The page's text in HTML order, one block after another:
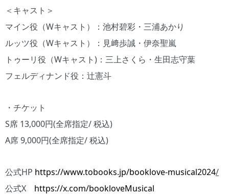
＜キャスト＞
マイン役（Wキャスト）：池村碧彩・三浦あかり
ルッツ役（Wキャスト）：見﨑歩誠・伊奈聖嵐
トゥーリ役（Wキャスト)：三上さくら・生田志守葉
フェルディナンド役：辻憲斗
・チケット
S席 13,000円(全席指定/ 税込)
A席 9,000円(全席指定/ 税込)
公式HP https://www.tobooks.jp/booklove-musical2024/
公式X https://x.com/bookloveMusical